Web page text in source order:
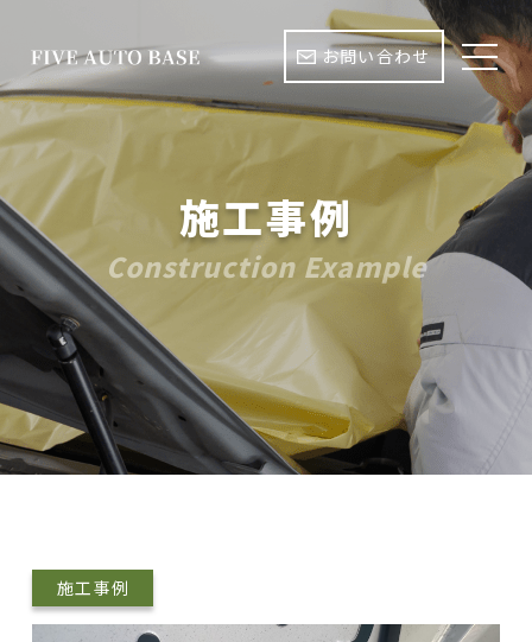
お問い合わせ
施工事例
Construction Example
施工事例